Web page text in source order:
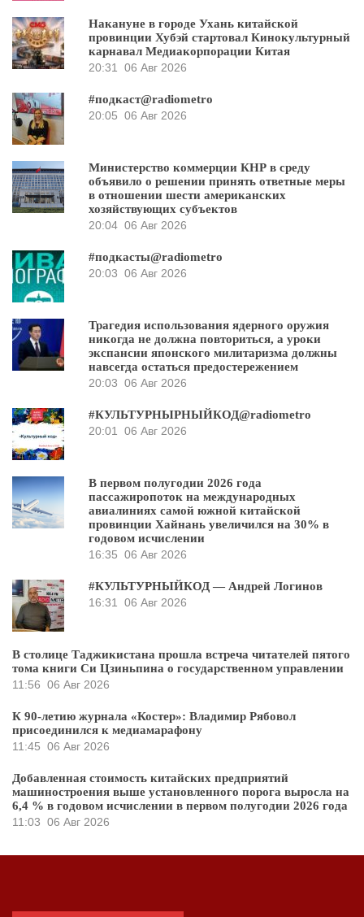
Накануне в городе Ухань китайской
провинции Хубэй стартовал Кинокультурный
карнавал Медиакорпорации Китая
20:31 06 Авг 2026
#подкаст@radiometro
20:05 06 Авг 2026
Министерство коммерции КНР в среду
объявило о решении принять ответные меры
в отношении шести американских
хозяйствующих субъектов
20:04 06 Авг 2026
#подкасты@radiometro
20:03 06 Авг 2026
Трагедия использования ядерного оружия
никогда не должна повториться, а уроки
экспансии японского милитаризма должны
навсегда остаться предостережением
20:03 06 Авг 2026
#КУЛЬТУРНЫРНЫЙКОД@radiometro
20:01 06 Авг 2026
В первом полугодии 2026 года
пассажиропоток на международных
авиалиниях самой южной китайской
провинции Хайнань увеличился на 30% в
годовом исчислении
16:35 06 Авг 2026
#КУЛЬТУРНЫЙКОД — Андрей Логинов
16:31 06 Авг 2026
В столице Таджикистана прошла встреча читателей пятого
тома книги Си Цзиньпина о государственном управлении
11:56 06 Авг 2026
К 90-летию журнала «Костер»: Владимир Рябовол
присоединился к медиамарафону
11:45 06 Авг 2026
Добавленная стоимость китайских предприятий
машиностроения выше установленного порога выросла на
6,4 % в годовом исчислении в первом полугодии 2026 года
11:03 06 Авг 2026